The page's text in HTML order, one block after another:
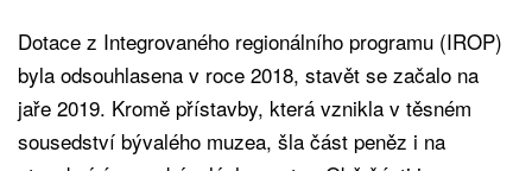
Dotace z Integrovaného regionálního programu (IROP)
byla odsouhlasena v roce 2018, stavět se začalo na
jaře 2019. Kromě přístavby, která vznikla v těsném
sousedství bývalého muzea, šla část peněz i na